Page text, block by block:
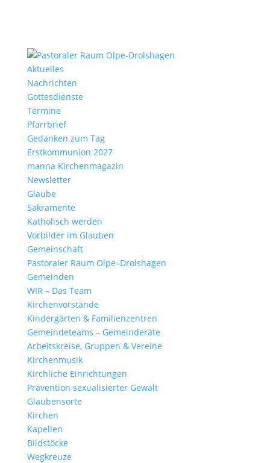
Aktu­elles
Nach­richten
Gottes­dienste
Termine
Pfarr­brief
Gedanken zum Tag
Erst­kom­mu­nion 2027
manna Kirchen­ma­gazin
News­letter
Glaube
Sakra­mente
Katho­lisch werden
Vorbilder im Glauben
Gemein­schaft
Pasto­raler Raum Olpe–Drolshagen
Gemeinden
WIR – Das Team
Kirchen­vor­stände
Kinder­gärten & Familienzentren
Gemein­de­teams – Gemeinderäte
Arbeits­kreise, Gruppen & Vereine
Kirchen­musik
Kirch­liche Einrichtungen
Präven­tion sexua­li­sierter Gewalt
Glau­ben­s­orte
Kirchen
Kapellen
Bild­stöcke
Wegkreuze